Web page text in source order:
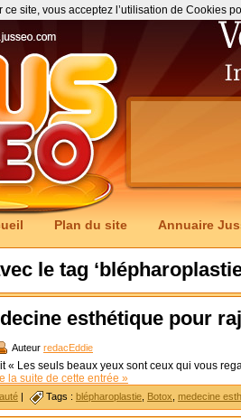
Plan du site Annuaire
le tag
esthétique pour
Auteur redacEddie
« Les seuls beaux yeux sont ceux qui vous
la suite de cette entrée »
| Tags : blépharoplastie Botox medecine
site, vous acceptez l’utilisation de Cookies